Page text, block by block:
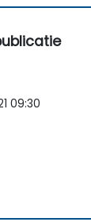
09:30